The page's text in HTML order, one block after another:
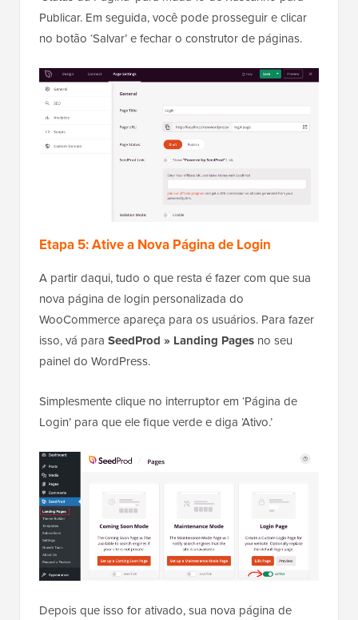
Publicar. Em seguida, você pode prosseguir e clicar
no botão ‘Salvar’ e fechar o construtor de páginas.
Etapa 5: Ative a Nova Página de Login
A partir daqui, tudo o que resta é fazer com que sua
nova página de login personalizada do
WooCommerce apareça para os usuários. Para fazer
isso, vá para SeedProd » Landing Pages no seu
painel do WordPress.
Simplesmente clique no interruptor em ‘Página de
Login’ para que ele fique verde e diga ‘Ativo.’
Depois que isso for ativado, sua nova página de